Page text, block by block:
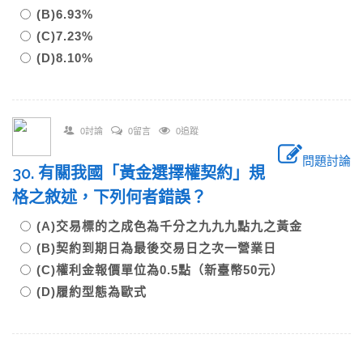
(B)6.93%
(C)7.23%
(D)8.10%
0討論 0留言 0追蹤
問題討論
30. 有關我國「黃金選擇權契約」規
格之敘述，下列何者錯誤？
(A)交易標的之成色為千分之九九九點九之黃金
(B)契約到期日為最後交易日之次一營業日
(C)權利金報價單位為0.5點（新臺幣50元）
(D)履約型態為歐式